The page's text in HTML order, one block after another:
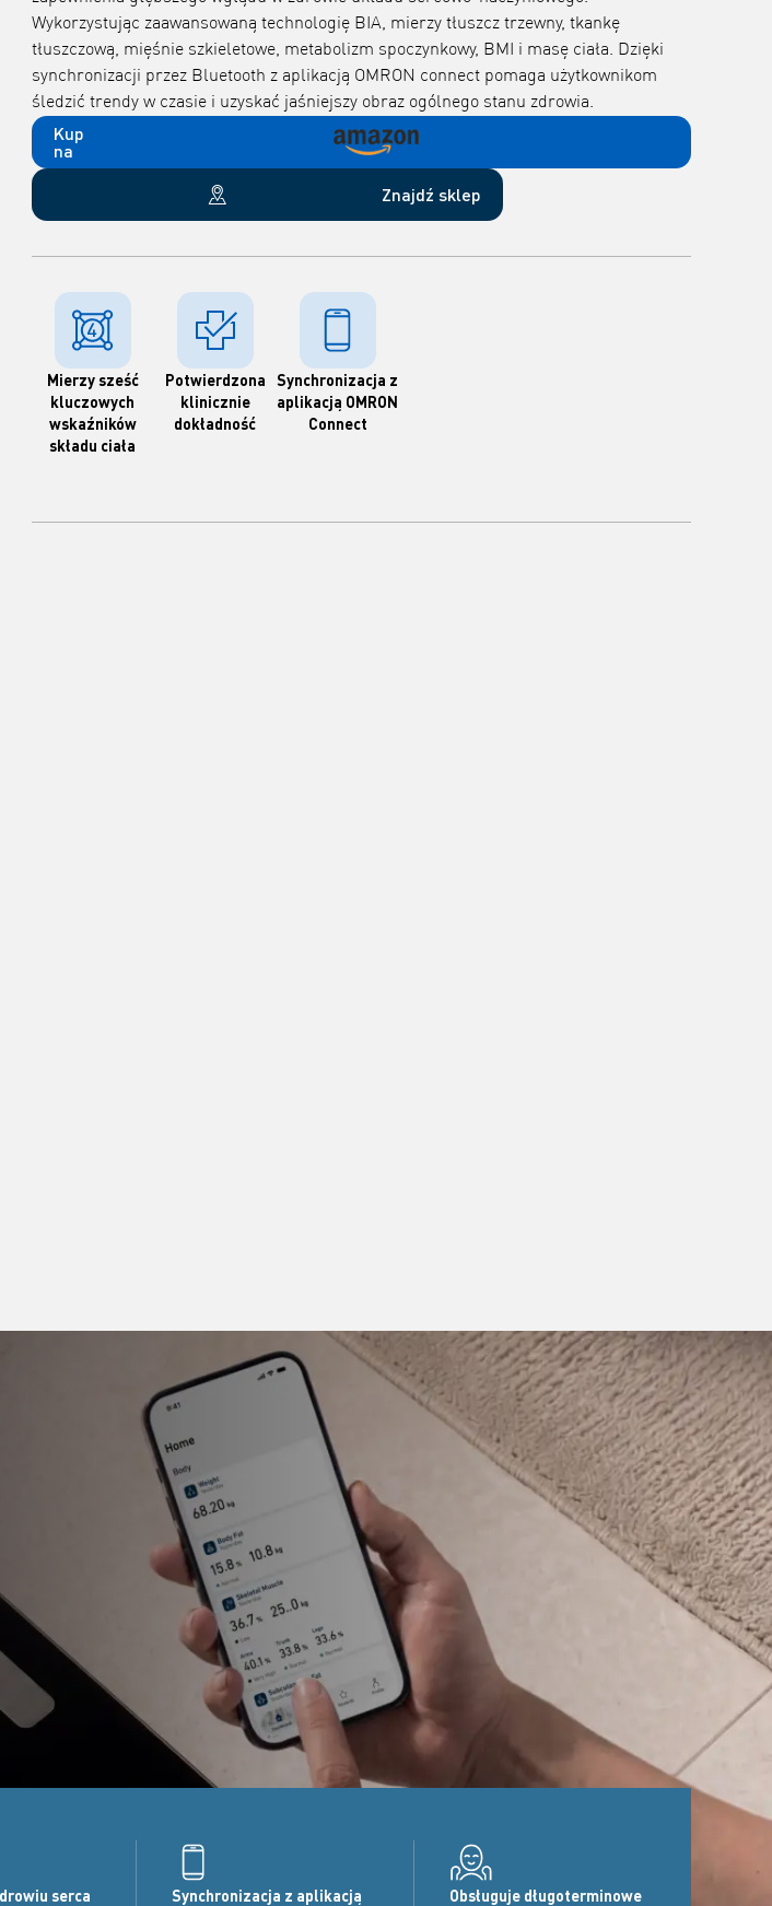
Wykorzystując zaawansowaną technologię BIA, mierzy tłuszcz trzewny, tkankę
tłuszczową, mięśnie szkieletowe, metabolizm spoczynkowy, BMI i masę ciała. Dzięki
synchronizacji przez Bluetooth z aplikacją OMRON connect pomaga użytkownikom
śledzić trendy w czasie i uzyskać jaśniejszy obraz ogólnego stanu zdrowia.
Kup
na
Znajdź sklep
Mierzy sześć
kluczowych
wskaźników
składu ciała
Potwierdzona
klinicznie
dokładność
Synchronizacja z
aplikacją OMRON
Connect
serca
Synchronizacja z aplikacją
Obsługuje długoterminowe